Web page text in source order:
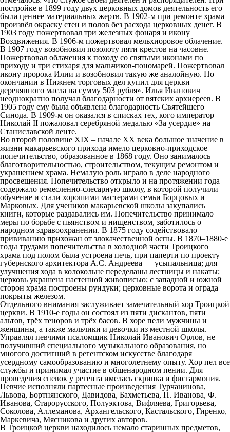
постройке в 1899 году двух церковных домов деятельность его
была ценнее материальных жертв. В 1902-м при ремонте храма
произвёл окраску стен и полов без расхода церковных денег. В
1903 году пожертвовал три железных фонаря и икону
Воздвижения. В 1906-м пожертвовал мельхиоровое облачение.
В 1907 году возобновил позолоту пяти крестов на часовне.
Пожертвовал облачения к походу со святыми иконами по
приходу и три стихаря для мальчиков-пономарей. Пожертвовал
икону пророка Илии и возобновил такую же аналойную. По
окончании в Нижнем торговых дел купил для церкви
деревянного масла на сумму 503 рубля». Илья Иванович
неоднократно получал благодарности от вятских архиереев. В
1905 году ему была объявлена благодарность Святейшего
Синода. В 1909-м он оказался в списках тех, кого император
Николай II пожаловал серебряной медалью «За усердие» на
Станиславской ленте.
Во второй половине XIX – начале ХХ века большое значение в
жизни макарьевского прихода имело церковно-приходское
попечительство, образованное в 1868 году. Оно занималось
благотворительностью, строительством, текущим ремонтом и
украшением храма. Немалую роль играло в деле народного
просвещения. Попечительство открыло и на протяжении года
содержало ремесленно-слесарную школу, в которой получили
обучение и стали хорошими мастерами семьи Борцовых и
Марковых. Для учеников макарьевской школы закупались
книги, которые раздавались им. Попечительство принимало
меры по борьбе с пьянством и нищенством, заботилось о
народном здравоохранении. В 1875 году содействовало
прививанию прихожан от злокачественной оспы. В 1870–1880-е
годы трудами попечительства в холодной части Троицкого
храма под полом была устроена печь, при паперти по проекту
губернского архитектора А.С. Андреева — усыпальница; для
улучшения хода в колокольне переделаны лестницы и накаты;
церковь украшена настенной живописью; с западной и южной
сторон храма построены рундуки; церковные ворота и ограда
покрыты железом.
Отдельного внимания заслуживает замечательный хор Троицкой
церкви. В 1910-е годы он состоял из пяти дискантов, пяти
альтов, трёх теноров и трёх басов. В хоре пели мужчины и
женщины, а также мальчики и девочки из местной школы.
Управлял певчими псаломщик Николай Иванович Орлов, не
получивший специального музыкального образования, но
многого достигший в регентском искусстве благодаря
усердному самообразованию и многолетнему опыту. Хор пел все
службы и принимал участие в общенародном пении. Для
проведения спевок у регента имелась скрипка и фисгармония.
Певчие исполняли партесные произведения Турчанинова,
Львова, Бортнянского, Давидова, Бахметьева, П. Иванова, Ф.
Иванова, Старорусского, Полуэктова, Вифляева, Григорьева,
Соколова, Аллеманова, Архангельского, Кастальского, Гиренко,
Маркевича, Мясникова и других авторов.
В Троицкой церкви находилось немало старинных предметов,